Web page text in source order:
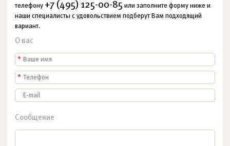
телефону +7 (495) 125-00-85 или заполните форму ниже и
наши специалисты с удовольствием подберут Вам подходящий
вариант.
О вас
*
*
Сообщение